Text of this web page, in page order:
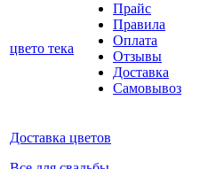
цвето тека
Прайс
Правила
Оплата
Отзывы
Доставка
Самовывоз
Доставка цветов